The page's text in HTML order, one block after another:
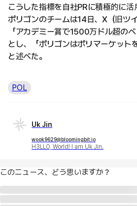
こうした指標を自社PRに積極的に活
ポリゴンのチームは14日、X（旧ツ
「アカデミー賞で1500万ドル超のベ
とし、「ポリゴンはポリマーケット
と述べた。
POL
Uk Jin
wook9629@bloomingbit.io
H3LLO, World! I am Uk Jin.
このニュース、どう思いますか？